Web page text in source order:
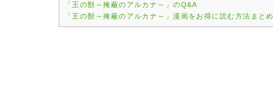
「王の獣～掩蔽のアルカナ～」のQ&A
「王の獣～掩蔽のアルカナ～」漫画をお得に読む方法まとめ